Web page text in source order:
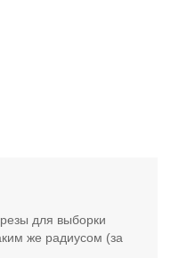
для выборки
же радиусом (за